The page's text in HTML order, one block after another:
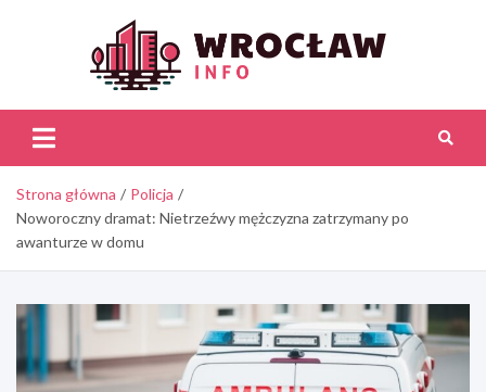
Strona główna
Policja
Noworoczny dramat: Nietrzeźwy mężczyzna zatrzymany po
awanturze w domu